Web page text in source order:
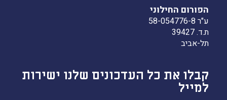
קבלו את כל העדכונים שלנו ישירות
למייל
הפורום החילוני
ת.ד. 39427
תל-אביב